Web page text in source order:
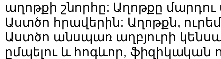
աղոթքի շնորհը: Աղոթքը
Աստծո հրավերին: Աղոթքն,
Աստծո անսպառ աղբյուրի
ըմպելու և հոգևոր, ֆիզիկական